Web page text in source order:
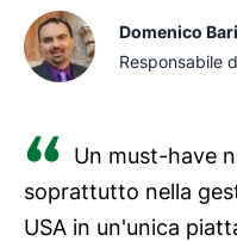
Domenico
Responsabile
Un must-have
soprattutto nella
USA in un'unica